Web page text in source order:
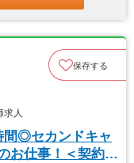
保存する
求人
間◎セカンドキャ
お仕事！＜契約社